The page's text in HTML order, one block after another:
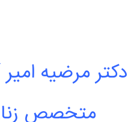
دکتر مرضیه
متخصص